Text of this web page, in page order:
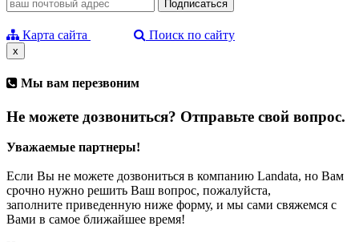
Карта сайта Поиск по сайту
x
Мы вам перезвоним
Не можете дозвониться? Отправьте свой вопрос.
Уважаемые партнеры!
Если Вы не можете дозвониться в компанию Landata, но Вам
срочно нужно решить Ваш вопрос, пожалуйста,
заполните приведенную ниже форму, и мы сами свяжемся с
Вами в самое ближайшее время!